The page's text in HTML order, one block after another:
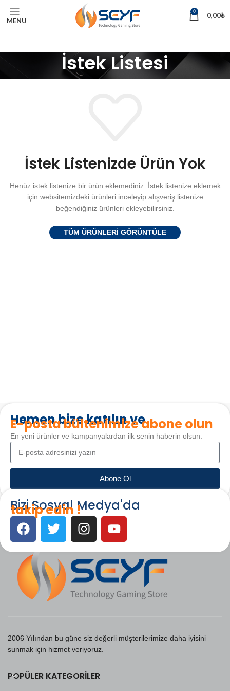
MENU
0 0,00₺
İstek Listesi
İstek Listenizde Ürün Yok
Henüz istek listenize bir ürün eklemediniz. İstek listenize eklemek
için websitemizdeki ürünleri inceleyip alışveriş listenize
beğendiğiniz ürünleri ekleyebilirsiniz.
TÜM ÜRÜNLERI GÖRÜNTÜLE
Hemen bize katılın ve
E-posta bültenimize abone olun
En yeni ürünler ve kampanyalardan ilk senin haberin olsun.
Abone Ol
Bizi Sosyal Medya'da
takip edin !
2006 Yılından bu güne siz değerli müşterilerimize daha iyisini
sunmak için hizmet veriyoruz.
POPÜLER KATEGORILER